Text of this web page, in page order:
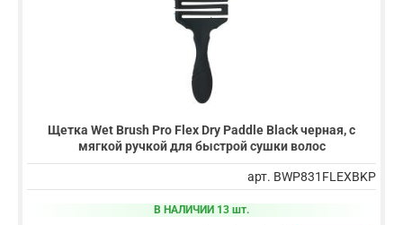
Щетка Wet Brush Pro Flex Dry Paddle Black черная, с
мягкой ручкой для быстрой сушки волос
арт. BWP831FLEXBKP
В НАЛИЧИИ 13 шт.